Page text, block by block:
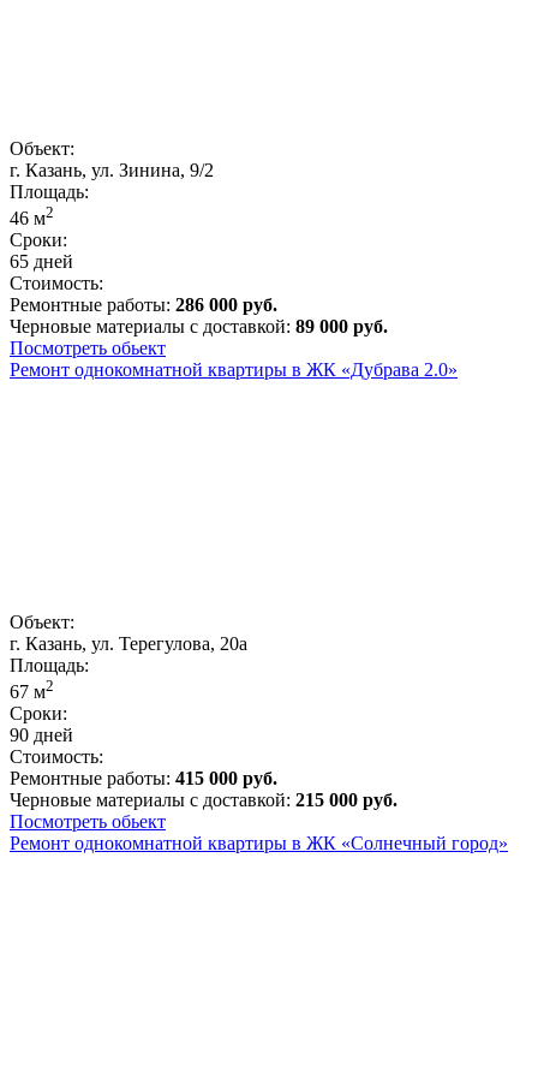
Объект:
г. Казань, ул. Зинина, 9/2
Площадь:
46 м2
Сроки:
65 дней
Стоимость:
Ремонтные работы: 286 000 руб.
Черновые материалы с доставкой: 89 000 руб.
Посмотреть обьект
Ремонт однокомнатной квартиры в ЖК «Дубрава 2.0»
Объект:
г. Казань, ул. Терегулова, 20а
Площадь:
67 м2
Сроки:
90 дней
Стоимость:
Ремонтные работы: 415 000 руб.
Черновые материалы с доставкой: 215 000 руб.
Посмотреть обьект
Ремонт однокомнатной квартиры в ЖК «Солнечный город»